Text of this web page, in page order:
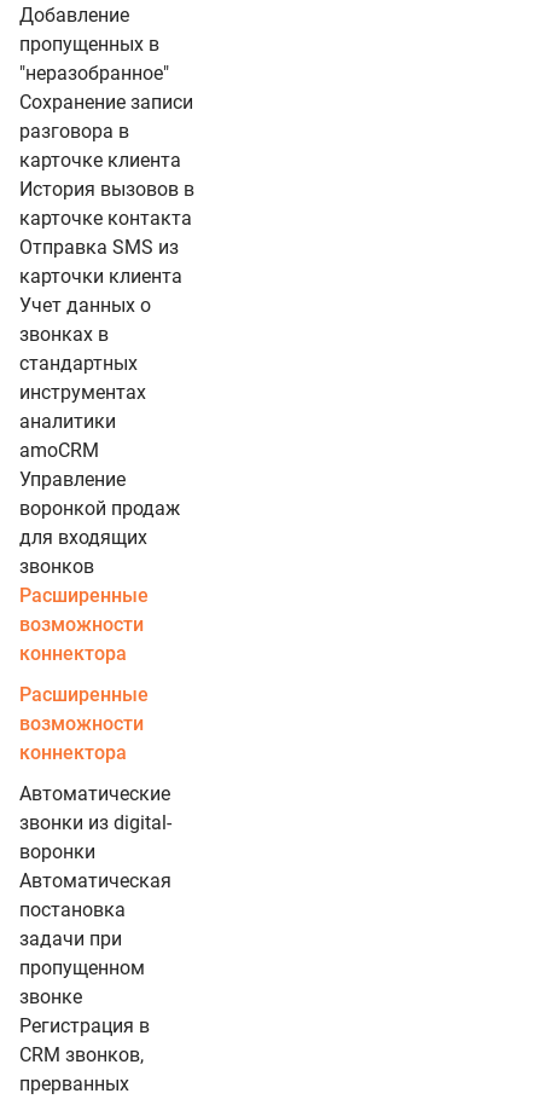
Добавление
пропущенных в
"неразобранное"
Сохранение записи
разговора в
карточке клиента
История вызовов в
карточке контакта
Отправка SMS из
карточки клиента
Учет данных о
звонках в
стандартных
инструментах
аналитики
amoCRM
Управление
воронкой продаж
для входящих
звонков
Расширенные
возможности
коннектора
Расширенные
возможности
коннектора
Автоматические
звонки из digital-
воронки
Автоматическая
постановка
задачи при
пропущенном
звонке
Регистрация в
CRM звонков,
прерванных